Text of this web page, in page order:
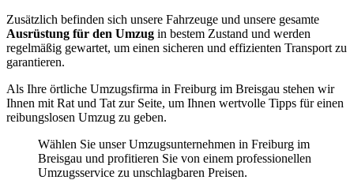
Zusätzlich befinden sich unsere Fahrzeuge und unsere gesamte
Ausrüstung für den Umzug in bestem Zustand und werden
regelmäßig gewartet, um einen sicheren und effizienten Transport zu
garantieren.
Als Ihre örtliche Umzugsfirma in Freiburg im Breisgau stehen wir
Ihnen mit Rat und Tat zur Seite, um Ihnen wertvolle Tipps für einen
reibungslosen Umzug zu geben.
Wählen Sie unser Umzugsunternehmen in Freiburg im
Breisgau und profitieren Sie von einem professionellen
Umzugsservice zu unschlagbaren Preisen.